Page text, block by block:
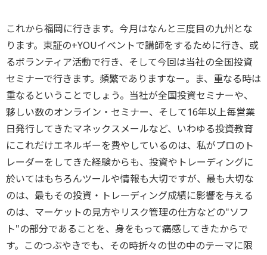
これから福岡に行きます。今月はなんと三度目の九州とな
ります。東証の+YOUイベントで講師をするために行き、或
るボランティア活動で行き、そして今回は当社の全国投資
セミナーで行きます。頻繁でありますなー。ま、重なる時は
重なるということでしょう。当社が全国投資セミナーや、
夥しい数のオンライン・セミナー、そして16年以上毎営業
日発行してきたマネックスメールなど、いわゆる投資教育
にこれだけエネルギーを費やしているのは、私がプロのト
レーダーをしてきた経験からも、投資やトレーディングに
於いてはもちろんツールや情報も大切ですが、最も大切な
のは、最もその投資・トレーディング成績に影響を与える
のは、マーケットの見方やリスク管理の仕方などの"ソフ
ト"の部分であることを、身をもって痛感してきたからで
す。このつぶやきでも、その時折々の世の中のテーマに限